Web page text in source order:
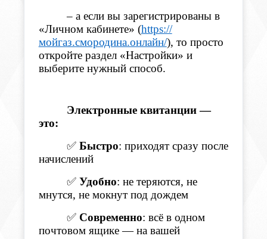
– а если вы зарегистрированы в
«Личном кабинете» (https://
мойгаз.смородина.онлайн/), то просто
откройте раздел «Настройки» и
выберите нужный способ.
Электронные квитанции —
это:
✅ Быстро: приходят сразу после
начислений
✅ Удобно: не теряются, не
мнутся, не мокнут под дождем
✅ Современно: всё в одном
почтовом ящике — на вашей